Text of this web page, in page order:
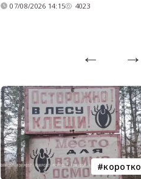
07/08/2026 14:15 4023
коротко